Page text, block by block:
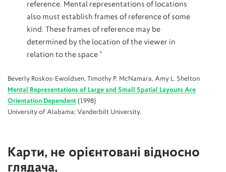
reference. Mental representations of locations
also must establish frames of reference of some
kind. These frames of reference may be
determined by the location of the viewer in
relation to the space ”
Beverly Roskos-Ewoldsen, Timothy P. McNamara, Amy L. Shelton
Mental Representations of Large and Small Spatial Layouts Are
Orientation Dependent (1998)
University of Alabama; Vanderbilt University.
Карти, не орієнтовані відносно
глядача,